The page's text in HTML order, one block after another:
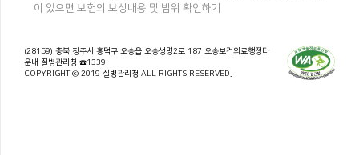
이 있으면 보험의 보상내용 및 범위 확인하기
(28159) 충북 청주시 흥덕구 오송읍 오송생명2로 187 오송보건의료행정타
운내 질병관리청 ☎1339
COPYRIGHT © 2019 질병관리청 ALL RIGHTS RESERVED.